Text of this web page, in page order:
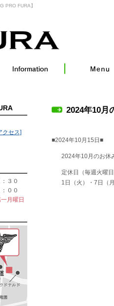
PRO FURA】
2024年10月
■2024年10月15日■
2024年10月のお休
定休日（毎週火曜
1日（火）・7日（
クセス]
３０
００
月曜日